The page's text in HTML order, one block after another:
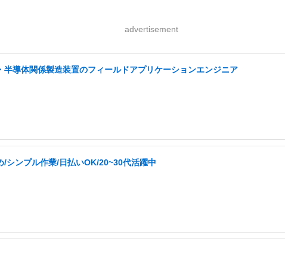
advertisement
導体関係製造装置のフィールドアプリケーションエンジニア
/シンプル作業/日払いOK/20~30代活躍中